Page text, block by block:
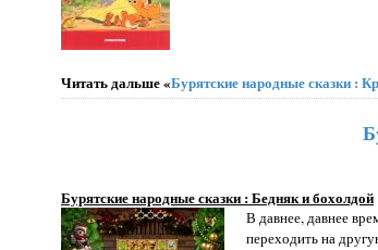
Читать дальше «Бурятские народные сказки :
Бурятские народные сказки : Бедняк и бохолдой
В давнее, давнее
переходить на